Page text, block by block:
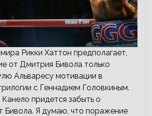
Рикки Хаттон предполагает,
от Дмитрия Бивола только
Альваресу мотивации в
с Геннадием Головкиным.
придется забыть о
Бивола. Я думаю, что поражение